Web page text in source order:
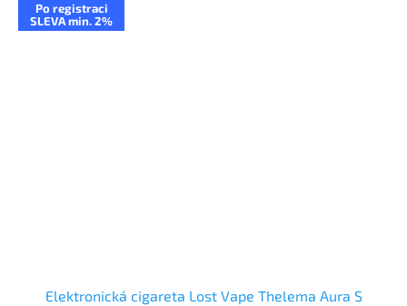
Po registraci
SLEVA min. 2%
Elektronická cigareta Lost Vape Thelema Aura S